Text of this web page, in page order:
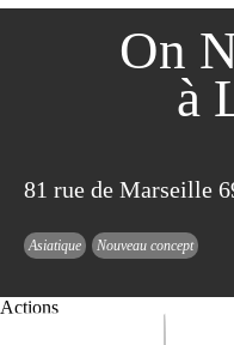
On
à
81 rue de Marseille
Asiatique Nouveau concept
Actions